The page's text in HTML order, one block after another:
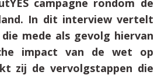
campagne rondom de
In dit interview vertelt
mede als gevolg hiervan
impact van de wet op
zij de vervolgstappen die